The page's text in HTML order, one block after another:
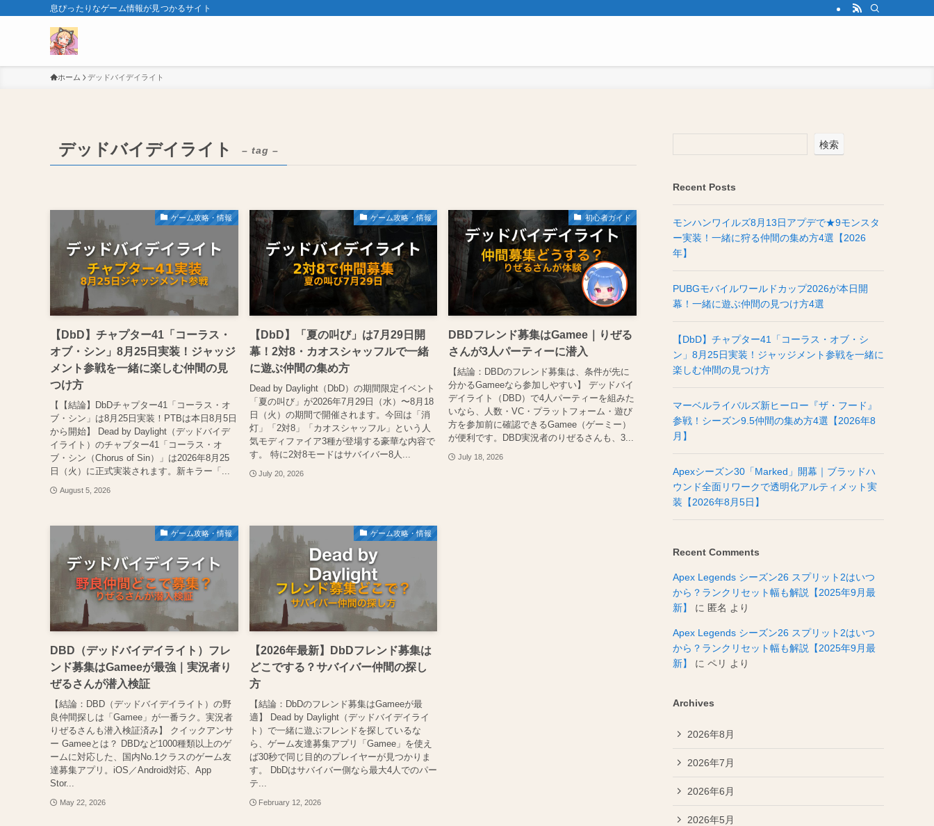
息ぴったりなゲーム情報が見つかるサイト
ホーム デッドバイデイライト
デッドバイデイライト – tag –
ゲーム攻略・情報
【DbD】チャプター41「コーラス・
オブ・シン」8月25日実装！ジャッジ
メント参戦を一緒に楽しむ仲間の見
つけ方
【【結論】DbDチャプター41「コーラス・オ
ブ・シン」は8月25日実装！PTBは本日8月5日
から開始】 Dead by Daylight（デッドバイデ
イライト）のチャプター41「コーラス・オ
ブ・シン（Chorus of Sin）」は2026年8月25
日（火）に正式実装されます。新キラー「...
August 5, 2026
ゲーム攻略・情報
【DbD】「夏の叫び」は7月29日開
幕！2対8・カオスシャッフルで一緒
に遊ぶ仲間の集め方
Dead by Daylight（DbD）の期間限定イベント
「夏の叫び」が2026年7月29日（水）〜8月18
日（火）の期間で開催されます。今回は「消
灯」「2対8」「カオスシャッフル」という人
気モディファイア3種が登場する豪華な内容で
す。 特に2対8モードはサバイバー8人...
July 20, 2026
初心者ガイド
DBDフレンド募集はGamee｜りぜる
さんが3人パーティーに潜入
【結論：DBDのフレンド募集は、条件が先に
分かるGameeなら参加しやすい】 デッドバイ
デイライト（DBD）で4人パーティーを組みた
いなら、人数・VC・プラットフォーム・遊び
方を参加前に確認できるGamee（ゲーミー）
が便利です。DBD実況者のりぜるさんも、3...
July 18, 2026
ゲーム攻略・情報
DBD（デッドバイデイライト）フレ
ンド募集はGameeが最強｜実況者り
ぜるさんが潜入検証
【結論：DBD（デッドバイデイライト）の野
良仲間探しは「Gamee」が一番ラク。実況者
りぜるさんも潜入検証済み】 クイックアンサ
ー Gameeとは？ DBDなど1000種類以上のゲ
ームに対応した、国内No.1クラスのゲーム友
達募集アプリ。iOS／Android対応、App
Stor...
May 22, 2026
ゲーム攻略・情報
【2026年最新】DbDフレンド募集は
どこでする？サバイバー仲間の探し
方
【結論：DbDのフレンド募集はGameeが最
適】 Dead by Daylight（デッドバイデイライ
ト）で一緒に遊ぶフレンドを探しているな
ら、ゲーム友達募集アプリ「Gamee」を使え
ば30秒で同じ目的のプレイヤーが見つかりま
す。 DbDはサバイバー側なら最大4人でのパー
テ...
February 12, 2026
検索
Recent Posts
モンハンワイルズ8月13日アプデで★9モンスタ
ー実装！一緒に狩る仲間の集め方4選【2026
年】
PUBGモバイルワールドカップ2026が本日開
幕！一緒に遊ぶ仲間の見つけ方4選
【DbD】チャプター41「コーラス・オブ・シ
ン」8月25日実装！ジャッジメント参戦を一緒に
楽しむ仲間の見つけ方
マーベルライバルズ新ヒーロー『ザ・フード』
参戦！シーズン9.5仲間の集め方4選【2026年8
月】
Apexシーズン30「Marked」開幕｜ブラッドハ
ウンド全面リワークで透明化アルティメット実
装【2026年8月5日】
Recent Comments
Apex Legends シーズン26 スプリット2はいつ
から？ランクリセット幅も解説【2025年9月最
新】
に 匿名 より
Apex Legends シーズン26 スプリット2はいつ
から？ランクリセット幅も解説【2025年9月最
新】
に ペリ より
Archives
2026年8月
2026年7月
2026年6月
2026年5月